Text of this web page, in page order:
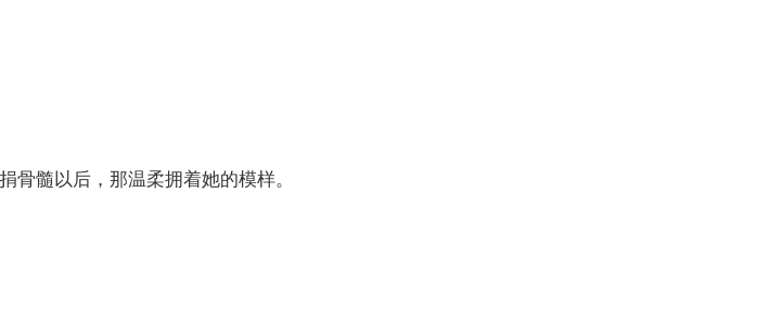
骨髓以后，那温柔拥着她的模样。